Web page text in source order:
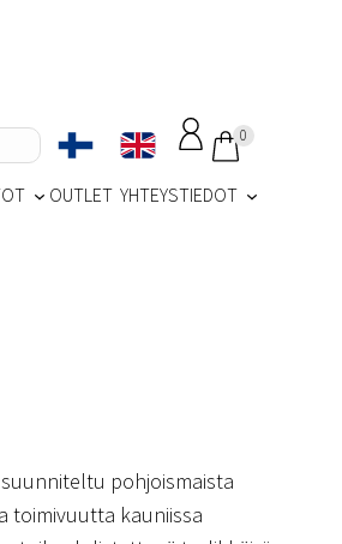
0
OUTLET YHTEYSTIEDOT
pohjoismaista
toimivuutta kauniissa